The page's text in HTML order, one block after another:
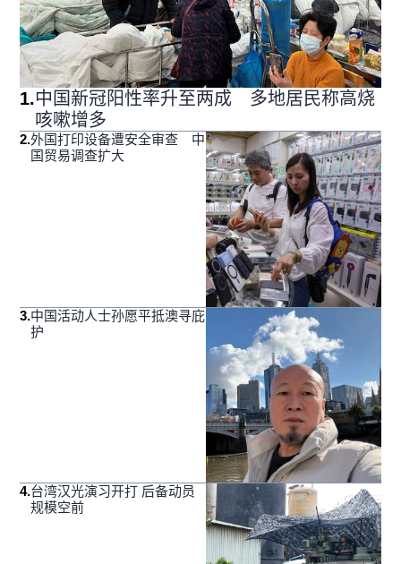
1.中国新冠阳性率升至两成 多地居民称高烧
咳嗽增多
2.外国打印设备遭安全审查 中
国贸易调查扩大
3.中国活动人士孙愿平抵澳寻庇
护
4.台湾汉光演习开打 后备动员
规模空前